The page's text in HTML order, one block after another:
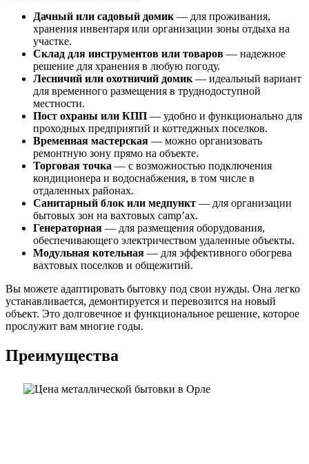
Дачный или садовый домик — для проживания,
хранения инвентаря или организации зоны отдыха на
участке.
Склад для инструментов или товаров — надежное
решение для хранения в любую погоду.
Лесничий или охотничий домик — идеальный вариант
для временного размещения в труднодоступной
местности.
Пост охраны или КПП — удобно и функционально для
проходных предприятий и коттеджных поселков.
Временная мастерская — можно организовать
ремонтную зону прямо на объекте.
Торговая точка — с возможностью подключения
кондиционера и водоснабжения, в том числе в
отдаленных районах.
Санитарный блок или медпункт — для организации
бытовых зон на вахтовых camp’ах.
Генераторная — для размещения оборудования,
обеспечивающего электричеством удаленные объекты.
Модульная котельная — для эффективного обогрева
вахтовых поселков и общежитий.
Вы можете адаптировать бытовку под свои нужды. Она легко
устанавливается, демонтируется и перевозится на новый
объект. Это долговечное и функциональное решение, которое
прослужит вам многие годы.
Преимущества